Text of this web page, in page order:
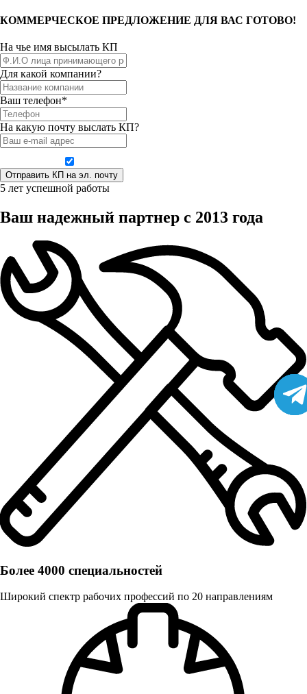
КОММЕРЧЕСКОЕ ПРЕДЛОЖЕНИЕ ДЛЯ ВАС ГОТОВО!
На чье имя высылать КП
Для какой компании?
Ваш телефон*
На какую почту выслать КП?
5 лет успешной работы
Ваш надежный партнер с 2013 года
Более 4000 специальностей
Широкий спектр рабочих профессий по 20 направлениям